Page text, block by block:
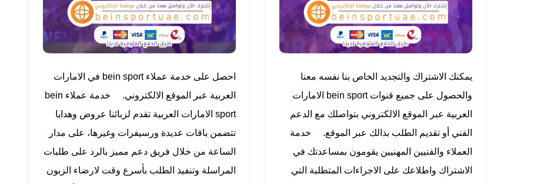
يمكنك الاشتراك والتجديد الخاص بنا نفسه معنا
والحصول على جميع قنوات bein sport الامارات
العربية عبر الموقع الالكتروني بتواصلك مع الدعم
الفني أو تقديم الطلب بذالك عبر الموقع. خدمة
العملاء والفنيين المهنيين يقومون بمساعدتك في
الاشتراك واطلاعك على الاجراءات المتطلبة التي
احصل على خدمة عملاء bein sport في الامارات
العربية عبر الموقع الالكتروني. خدمة عملاء bein
sport الامارات العربية تقدم لزبائنا عروض وهدايا
تتضمن باقات عديدة ورسيفرات وغيرها، على مدار
الساعة من خلال فريق دعم مميز بالرد على طلبات
المراسلة وتنفيذ الطلب بأسرع وقت لارضاء الزبون